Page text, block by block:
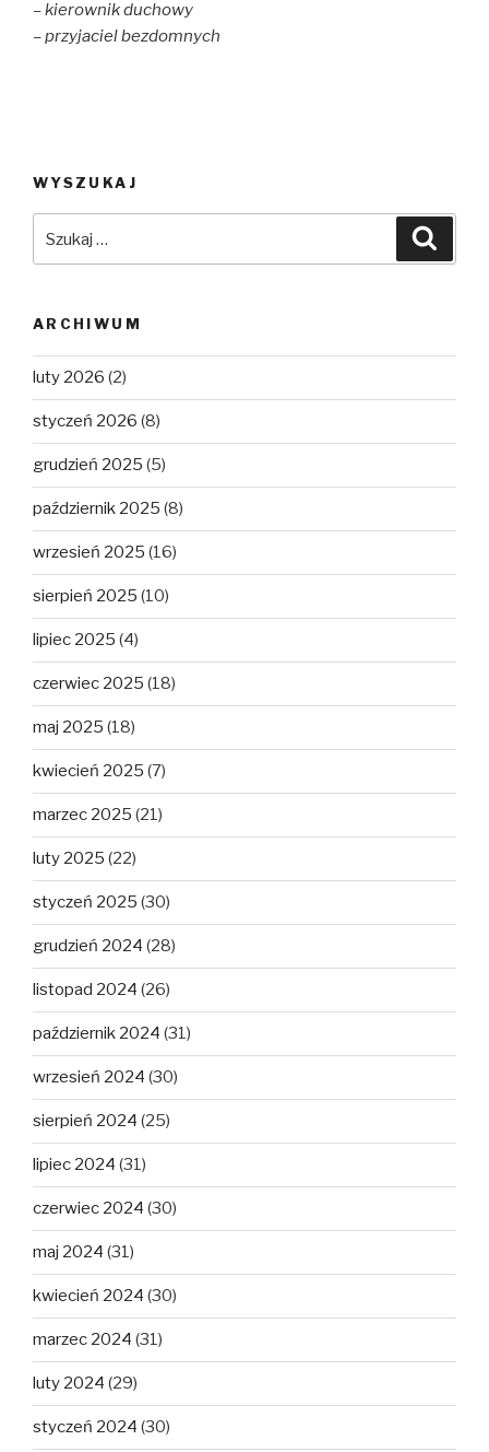
– kierownik duchowy
– przyjaciel bezdomnych
WYSZUKAJ
ARCHIWUM
luty 2026 (2)
styczeń 2026 (8)
grudzień 2025 (5)
październik 2025 (8)
wrzesień 2025 (16)
sierpień 2025 (10)
lipiec 2025 (4)
czerwiec 2025 (18)
maj 2025 (18)
kwiecień 2025 (7)
marzec 2025 (21)
luty 2025 (22)
styczeń 2025 (30)
grudzień 2024 (28)
listopad 2024 (26)
październik 2024 (31)
wrzesień 2024 (30)
sierpień 2024 (25)
lipiec 2024 (31)
czerwiec 2024 (30)
maj 2024 (31)
kwiecień 2024 (30)
marzec 2024 (31)
luty 2024 (29)
styczeń 2024 (30)